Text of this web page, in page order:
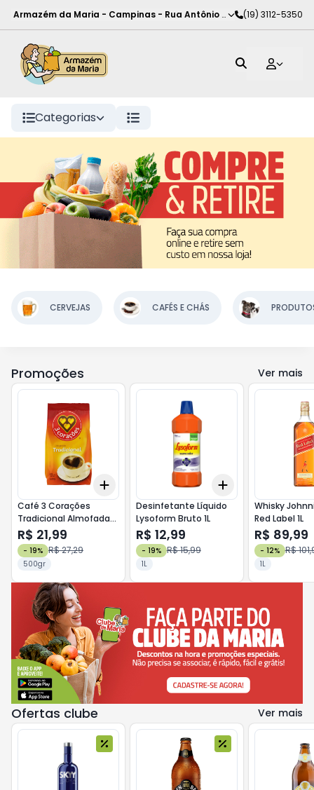
Armazém da Maria - Campinas - Rua Antônio Rodrigues de
(19) 3112-5350
Categorias
CERVEJAS CAFÉS E CHÁS
Promoções Ver mais
10
Add
Café 3 Corações
Tradicional Almofada
500g
R$ 21,99
- 19% R$ 27,29
500gr
10
Add
Desinfetante Líquido
Lysoform Bruto 1L
R$ 12,99
- 19% R$ 15,99
1L
Whisky
Red Label 1L
R$ 89,99
- 12% R$
1L
Ofertas clube Ver mais